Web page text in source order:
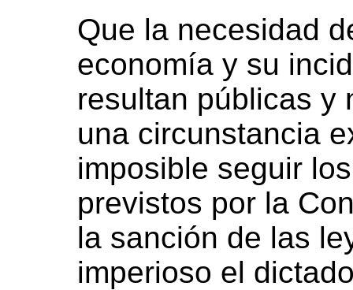
Que la necesidad
economía y su
resultan públicas y
una circunstancia
imposible seguir
previstos por la
la sanción de las
imperioso el